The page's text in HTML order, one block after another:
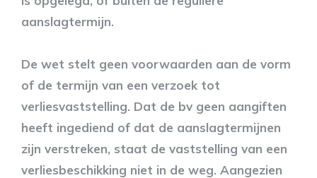
aanslagtermijn.
De wet stelt geen voorwaarden aan de vorm
of de termijn van een verzoek tot
verliesvaststelling. Dat de bv geen aangiften
heeft ingediend of dat de aanslagtermijnen
zijn verstreken, staat de vaststelling van een
verliesbeschikking niet in de weg. Aangezien